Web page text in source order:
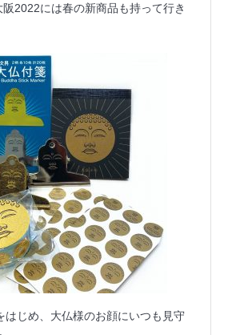
2022には春の新商品も持って行き
はじめ、大仏様のお顔にいつも見守